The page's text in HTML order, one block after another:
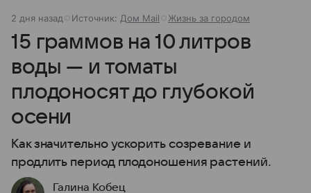
2 дня назад Источник: Дом Mail Жизнь за городом
15 граммов на 10 литров
воды — и томаты
плодоносят до глубокой
осени
Как значительно ускорить созревание и
продлить период плодоношения растений.
Галина Кобец